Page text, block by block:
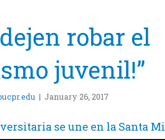
dejen robar el
juvenil!”
| January 26, 2017
se une en la Santa